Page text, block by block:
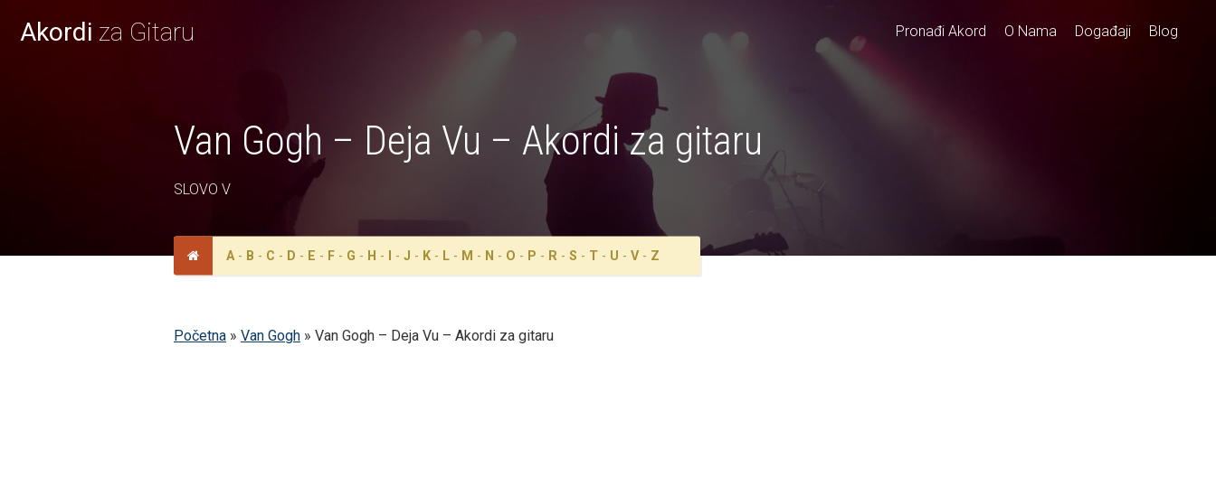
Akordi za Gitaru Pronađi Akord O Nama Događaji Blog
Van Gogh – Deja Vu – Akordi za gitaru
SLOVO V
A- B - C - D - E - F - G - H - - J - K - L - M - N - O - P - R - S - T - U - V- Z
Početna » Van Gogh » Van Gogh – Deja Vu – Akordi za gitaru